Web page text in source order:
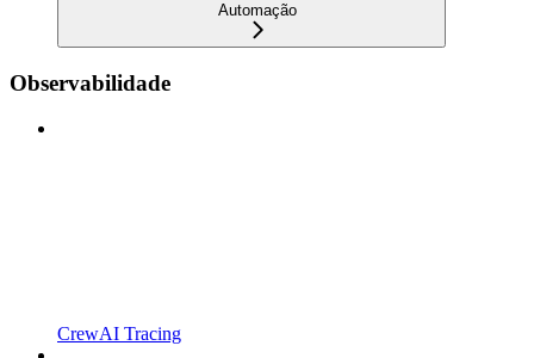
Automação
Observabilidade
CrewAI Tracing